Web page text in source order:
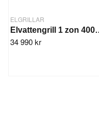
ELGRILLAR
34 990 kr